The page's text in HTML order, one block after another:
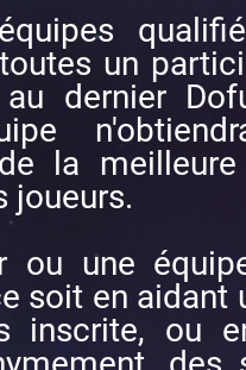
un
dernier
la
joueurs.
ou une
soit en aidant
inscrite, ou